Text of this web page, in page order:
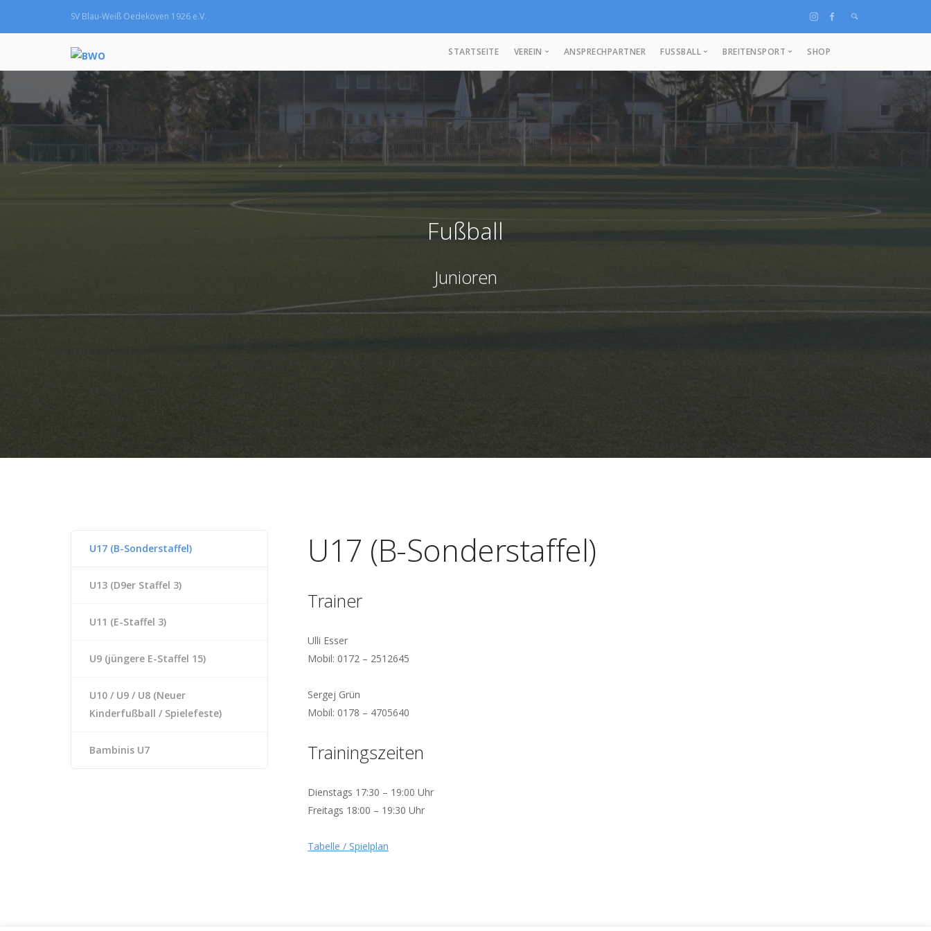
SV Blau-Weiß Oedekoven 1926 e.V.
STARTSEITE VEREIN
Vorstand
Mitgliedschaft
ANSPRECHPARTNER FUSSBALL
1. Herren
2. Herren
1. Frauen
BREITENSPORT
Handball
Aktuelle Berichte
Eltern-Kind-Turnen
Kinderturnen
SHOP
Fußball
Junioren
U17 (B-Sonderstaffel)
U13 (D9er Staffel 3)
U11 (E-Staffel 3)
U9 (jüngere E-Staffel 15)
U10 / U9 / U8 (Neuer
Kinderfußball / Spielefeste)
Bambinis U7
U17 (B-Sonderstaffel)
Trainer
Ulli Esser
Mobil: 0172 – 2512645
Sergej Grün
Mobil: 0178 – 4705640
Trainingszeiten
Dienstags 17:30 – 19:00 Uhr
Freitags 18:00 – 19:30 Uhr
Tabelle / Spielplan